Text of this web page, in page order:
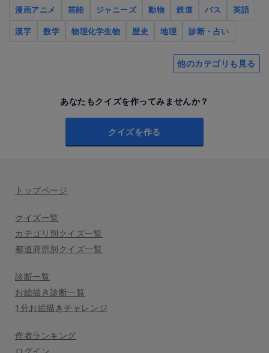
漫画アニメ
芸能 ジャニーズ 動物 鉄道 バス
英語
漢字
数学 物理化学生物 歴史 地理 診断・占い
他のカテゴリも見る
あなたもクイズを作ってみませんか？
クイズを作る
トップページ
クイズ一覧
カテゴリ別クイズ一覧
都道府県別クイズ一覧
診断一覧
お絵描き診断一覧
1分お絵描きチャレンジ
作者ランキング